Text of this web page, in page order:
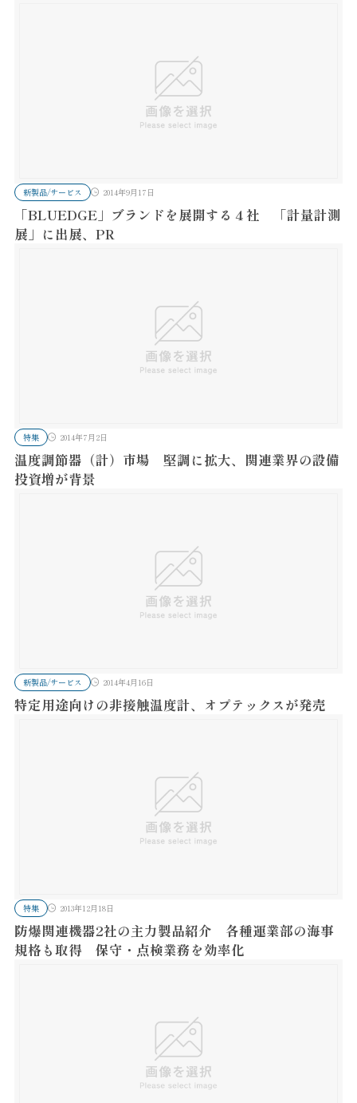
新製品/サービス 2014年9月17日
「BLUEDGE」ブランドを展開する４社 「計量計測
展」に出展、PR
特集 2014年7月2日
温度調節器（計）市場 堅調に拡大、関連業界の設備
投資増が背景
新製品/サービス 2014年4月16日
特定用途向けの非接触温度計、オプテックスが発売
特集 2013年12月18日
防爆関連機器2社の主力製品紹介 各種運業部の海事
規格も取得 保守・点検業務を効率化